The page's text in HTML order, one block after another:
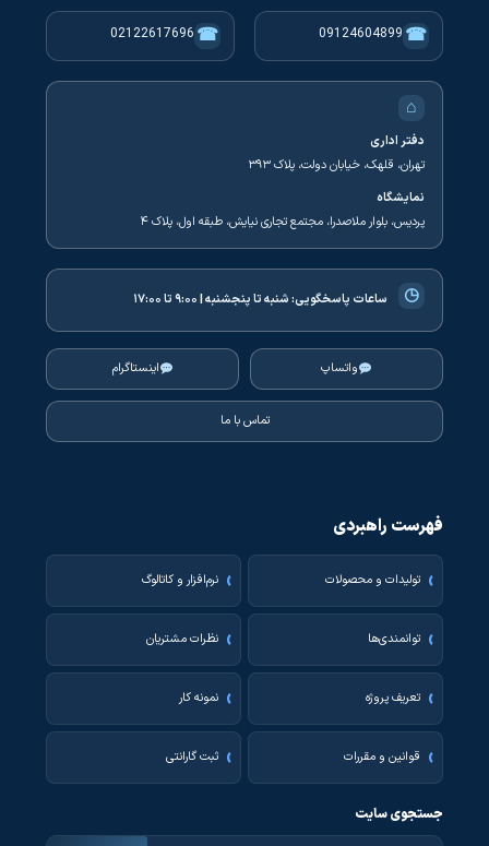
☎
09124604899
☎
02122617696
⌂
دفتر اداری
تهران، قلهک، خیابان دولت، پلاک ۳۹۳
نمایشگاه
پردیس، بلوار ملاصدرا، مجتمع تجاری نیایش، طبقه اول، پلاک ۴
◷ ساعات پاسخگویی:شنبه تا پنجشنبه | ۹:۰۰ تا ۱۷:۰۰
واتساپ اینستاگرام
تماس با ما
فهرست راهبردی
تولیدات و محصولات نرم‌افزار و کاتالوگ
توانمندی‌ها نظرات مشتریان
تعریف پروژه نمونه کار
قوانین و مقررات ثبت گارانتی
جستجوی سایت